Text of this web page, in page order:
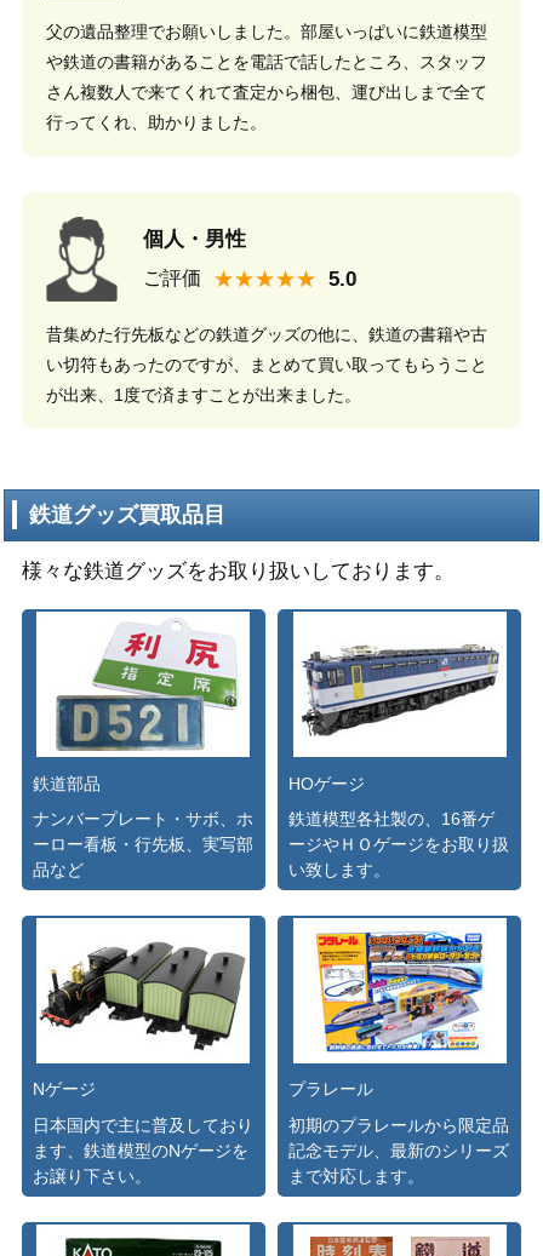
父の遺品整理でお願いしました。部屋いっぱいに鉄道模型
や鉄道の書籍があることを電話で話したところ、スタッフ
さん複数人で来てくれて査定から梱包、運び出しまで全て
行ってくれ、助かりました。
個人・男性
ご評価 ★★★★★
昔集めた行先板などの鉄道グッズの他に、鉄道の書籍や古
い切符もあったのですが、まとめて買い取ってもらうこと
が出来、1度で済ますことが出来ました。
鉄道グッズ買取品目
様々な鉄道グッズをお取り扱いしております。
鉄道部品
ナンバープレート・サボ、ホ
ーロー看板・行先板、実写部
品など
HOゲージ
鉄道模型各社製の、16番ゲ
ージやＨＯゲージをお取り扱
い致します。
Nゲージ
日本国内で主に普及しており
ます、鉄道模型のNゲージを
お譲り下さい。
プラレール
初期のプラレールから限定品
記念モデル、最新のシリーズ
まで対応します。